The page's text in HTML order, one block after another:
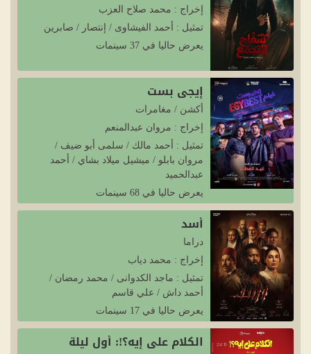
إخراج : محمد صلاح العزب
تمثيل : أحمد الفيشاوى / إنتصار / صابرين
يعرض حاليا في 37 سينمات
إيجي بست
أكشن / مغامرات
إخراج : مروان عبدالمنعم
تمثيل : أحمد مالك / سلمى أبو ضيف /
مروان بابلو / ميشيل ميلاد بشاي / أحمد
عبدالحميد
يعرض حاليا في 68 سينمات
أسد
دراما
إخراج : محمد دياب
تمثيل : ماجد الكدوانى / محمد رمضان /
أحمد داش / علي قاسم
يعرض حاليا في 17 سينمات
الكلام على إيه؟!: أول ليلة